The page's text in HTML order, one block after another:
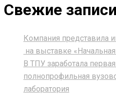
Свежие записи
Компания представила
на выставке
В ТПУ заработала
полнопрофильная
лаборатория